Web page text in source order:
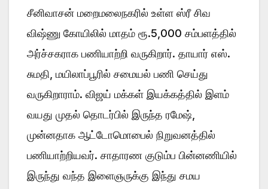
சீனிவாசன் மறைமலைநகரில் உள்ள ஸ்ரீ சிவ
விஷ்ணு கோயிலில் மாதம் ரூ.5,000 சம்பளத்தில்
அர்ச்சகராக பணியாற்றி வருகிறார். தாயார் எஸ்.
சுமதி, மயிலாப்பூரில் சமையல் பணி செய்து
வருகிறாராம். விஜய் மக்கள் இயக்கத்தில் இளம்
வயது முதல் தொடர்பில் இருந்த ரமேஷ்,
முன்னதாக ஆட்டோமொபைல் நிறுவனத்தில்
பணியாற்றியவர். சாதாரண குடும்ப பின்னணியில்
இருந்து வந்த இளைஞருக்கு இந்து சமய